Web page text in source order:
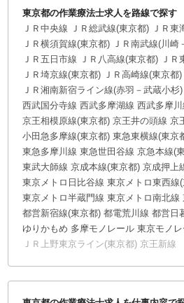
東京都の作業療法士求人を路線で探す
ＪＲ中央線 ＪＲ総武線(東京都) ＪＲ東
ＪＲ横須賀線(東京都) ＪＲ南武線(川崎
ＪＲ五日市線 ＪＲ八高線(東京都) ＪＲ
ＪＲ埼京線(東京都) ＪＲ高崎線(東京都)
ＪＲ湘南新宿ライン線(赤羽－武蔵小杉)
西武国分寺線 西武多摩湖線 西武多摩川
京王相模原線(東京都) 京王井の頭線 京
小田急多摩線(東京都) 東急東横線(東京
東急多摩川線 東急世田谷線 京急本線(
東武大師線 京成本線(東京都) 京成押上
東京メトロ日比谷線 東京メトロ東西線
東京メトロ半蔵門線 東京メトロ南北線
都営新宿線(東京都) 都電荒川線 都営日
ゆりかもめ 多摩モノレール 東京モノ
ＪＲ上野東京ライン(東京都) 京王新線